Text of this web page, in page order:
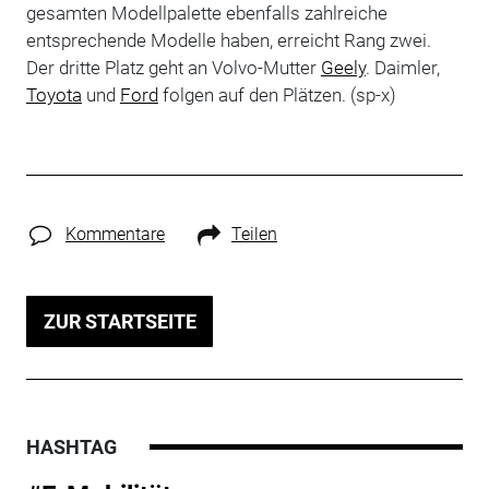
gesamten Modellpalette ebenfalls zahlreiche
entsprechende Modelle haben, erreicht Rang zwei.
Der dritte Platz geht an Volvo-Mutter Geely. Daimler,
Toyota und Fordfolgen auf den Plätzen. (sp-x)
Kommentare Teilen
ZUR STARTSEITE
HASHTAG